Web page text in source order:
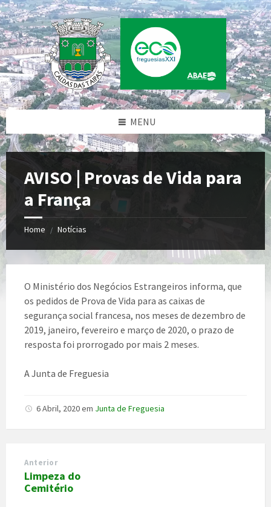
Skip
to
content
Skip
to
left
sidebar
Skip
to
right
sidebar
Skip
to
footer
MENU
AVISO | Provas de Vida para
a França
Home / Notícias
O Ministério dos Negócios Estrangeiros informa, que
os pedidos de Prova de Vida para as caixas de
segurança social francesa, nos meses de dezembro de
2019, janeiro, fevereiro e março de 2020, o prazo de
resposta foi prorrogado por mais 2 meses.
A Junta de Freguesia
6 Abril, 2020em Junta de Freguesia
Anterior
Limpeza do
Cemitério